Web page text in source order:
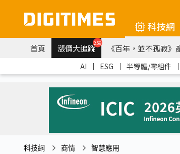
科技網
首頁 漲價大追蹤259 《百年，並不孤寂》
AI ｜ ESG ｜ 半導體/零組件 ｜
科技網 商情 智慧應用